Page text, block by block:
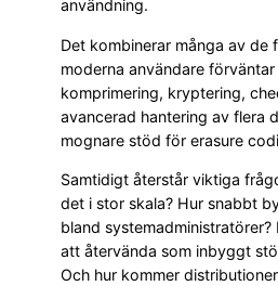
användning.
Det kombinerar många av de
moderna användare
komprimering, kryptering,
avancerad hantering av flera
mognare stöd för erasure
Samtidigt återstår viktiga
det i stor skala? Hur snabbt
bland systemadministratörer?
att återvända som inbyggt
Och hur kommer